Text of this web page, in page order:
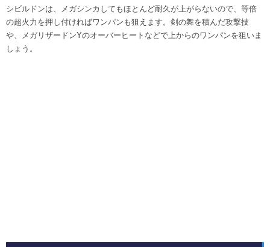
シビルドンは、メガシンカしてもほとんど耐久が上がらないので、等倍
の超火力を押し付ければワンパンも狙えます。剣の舞を積んだ攻撃技
や、メガリザードンYのオーバーヒートなどで上からのワンパンを狙いま
しょう。